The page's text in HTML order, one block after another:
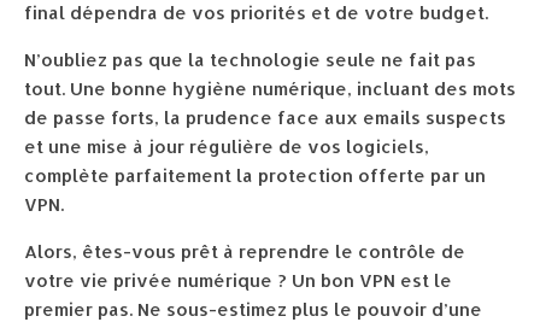
final dépendra de vos priorités et de votre budget.
N’oubliez pas que la technologie seule ne fait pas
tout. Une bonne hygiène numérique, incluant des mots
de passe forts, la prudence face aux emails suspects
et une mise à jour régulière de vos logiciels,
complète parfaitement la protection offerte par un
VPN.
Alors, êtes-vous prêt à reprendre le contrôle de
votre vie privée numérique ? Un bon VPN est le
premier pas. Ne sous-estimez plus le pouvoir d’une